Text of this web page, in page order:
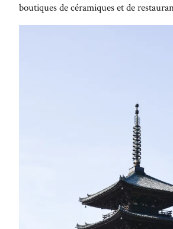
boutiques de céramiques et de